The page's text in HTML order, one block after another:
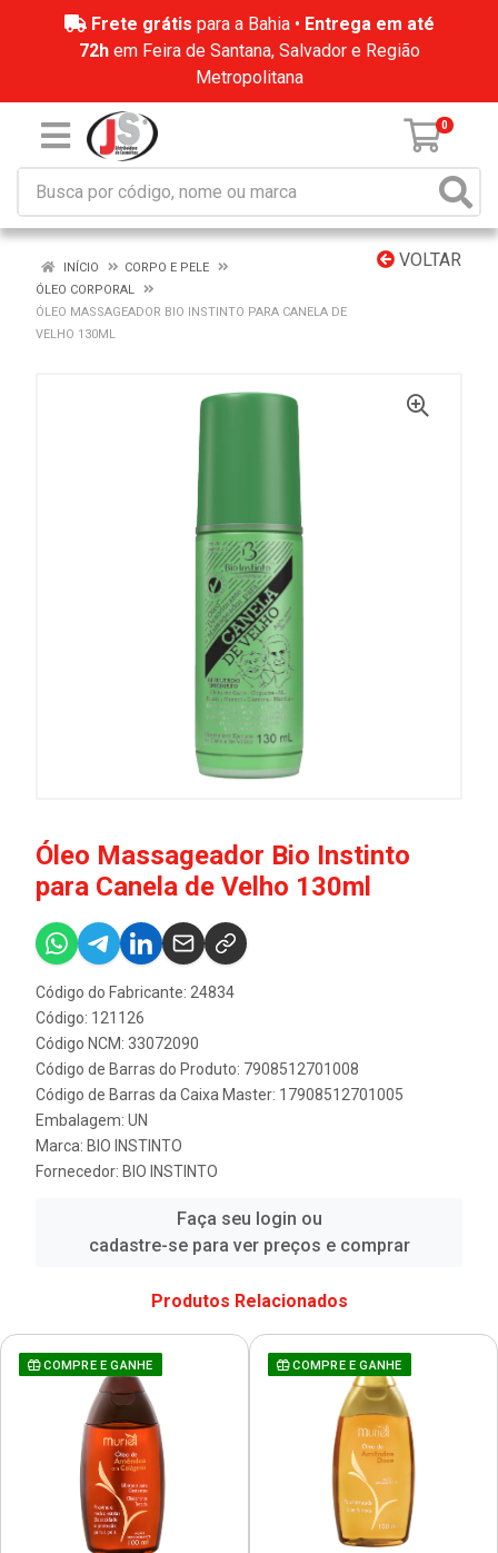
Frete grátis para a Bahia • Entrega em até
72hem Feira de Santana, Salvador e Região
Metropolitana
0
VOLTAR
INÍCIO
CORPO E PELE
ÓLEO CORPORAL
ÓLEO MASSAGEADOR BIO INSTINTO PARA CANELA DE
VELHO 130ML
Óleo Massageador Bio Instinto
para Canela de Velho 130ml
Código do Fabricante: 24834
Código: 121126
Código NCM: 33072090
Código de Barras do Produto: 7908512701008
Código de Barras da Caixa Master: 17908512701005
Embalagem: UN
Marca: BIO INSTINTO
Fornecedor: BIO INSTINTO
Faça seu login ou
cadastre-se para ver preços e comprar
Produtos Relacionados
COMPRE E GANHE COMPRE E GANHE